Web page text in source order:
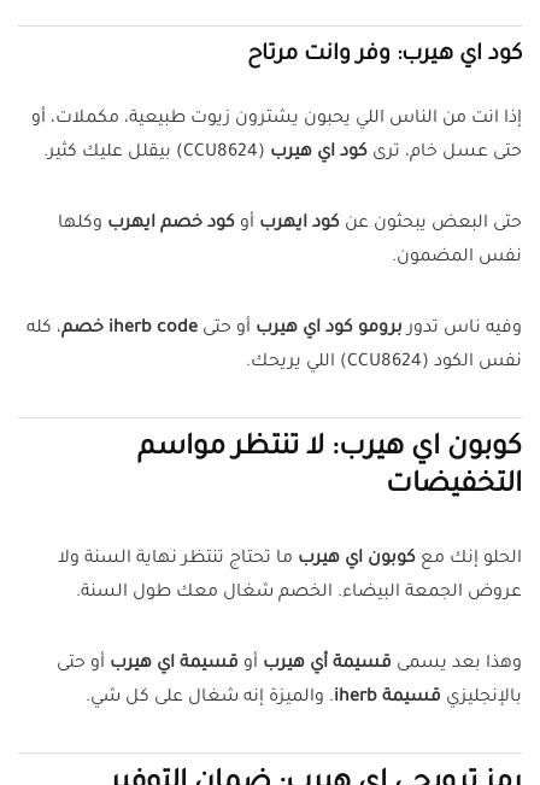
كود اي هيرب: وفر وانت مرتاح
إذا انت من الناس اللي يحبون يشترون زيوت طبيعية، مكملات، أو
حتى عسل خام، ترى كود اي هيرب (CCU8624) بيقلل عليك كثير.
حتى البعض يبحثون عن كود ايهرب أو كود خصم ايهرب وكلها
نفس المضمون.
وفيه ناس تدوربرومو كود اي هيرب أو حتى iherb code خصم
، كله
نفس الكود (CCU8624) اللي يريحك.
كوبون اي هيرب: لا تنتظر مواسم
التخفيضات
الحلو إنك مع كوبون اي هيرب ما تحتاج تنتظر نهاية السنة ولا
عروض الجمعة البيضاء. الخصم شغال معك طول السنة.
وهذا بعد يسمى قسيمة أي هيرب أو قسيمة اي هيرب أو حتى
بالإنجليزي قسيمة iherb . والميزة إنه شغال على كل شي.